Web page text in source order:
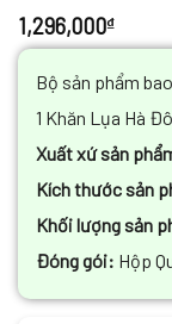
1,296,000₫
Bộ sản phẩm
1 Khăn Lụa Hà
Xuất xứ sản
Kích thước sản
Khối lượng sản
Đóng gói: Hộp